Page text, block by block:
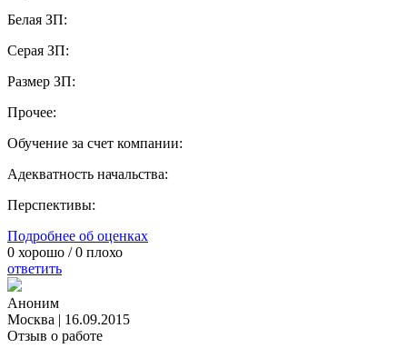
Белая ЗП:
Серая ЗП:
Размер ЗП:
Прочее:
Обучение за счет компании:
Адекватность начальства:
Перспективы:
Подробнее об оценках
0 хорошо /0 плохо
ответить
Аноним
Москва | 16.09.2015
Отзыв о работе